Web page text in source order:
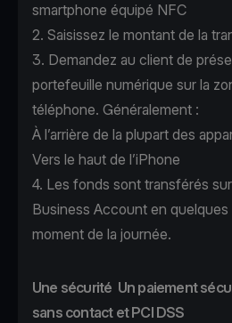
smartphone équipé NFC
2. Saisissez le montant de la
3. Demandez au client de
portefeuille numérique sur la
téléphone. Généralement :
À l’arrière de la plupart des
Vers le haut de l’iPhone
4. Les fonds sont transférés
Business Account en
moment de la journée.
Une sécurité Un paiement
sans contact et PCI DSS